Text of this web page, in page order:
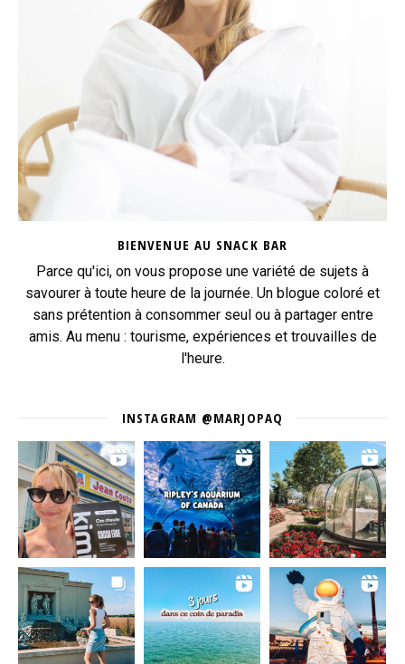
BIENVENUE AU SNACK BAR
Parce qu'ici, on vous propose une variété de sujets à
savourer à toute heure de la journée. Un blogue coloré et
sans prétention à consommer seul ou à partager entre
amis. Au menu : tourisme, expériences et trouvailles de
l'heure.
INSTAGRAM @MARJOPAQ